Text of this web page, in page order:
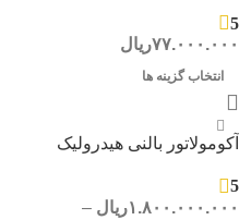
5
۷۷.۰۰۰.۰۰۰ریال
انتخاب گزینه ها
آکومولاتور بالنی هیدرولیک
5
۱.۸۰۰.۰۰۰.۰۰۰ریال –